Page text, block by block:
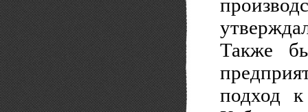
Также
подход